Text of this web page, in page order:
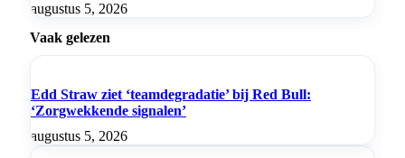
augustus 5, 2026
Vaak gelezen
Edd Straw ziet ‘teamdegradatie’ bij Red Bull:
‘Zorgwekkende signalen’
augustus 5, 2026